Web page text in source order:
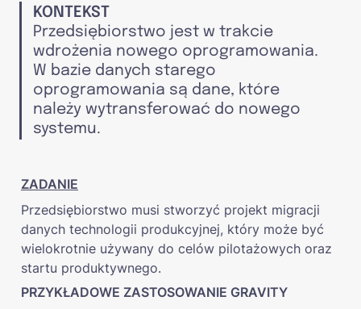
KONTEKST
Przedsiębiorstwo jest w trakcie
wdrożenia nowego oprogramowania.
W bazie danych starego
oprogramowania są dane, które
należy wytransferować do nowego
systemu.
ZADANIE
Przedsiębiorstwo musi stworzyć projekt migracji
danych technologii produkcyjnej, który może być
wielokrotnie używany do celów pilotażowych oraz
startu produktywnego.
PRZYKŁADOWE ZASTOSOWANIE GRAVITY